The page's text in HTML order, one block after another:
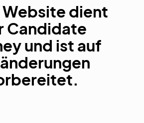
Website dient
Candidate
und ist auf